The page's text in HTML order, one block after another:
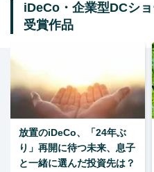
iDeCo・企業型DCシ
受賞作品
放置のiDeCo、「24年ぶ
り」再開に待つ未来、息子
と一緒に選んだ投資先は？